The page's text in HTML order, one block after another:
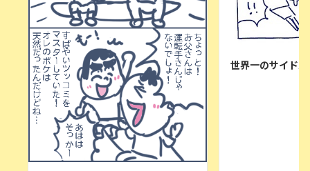
世界一のサイド